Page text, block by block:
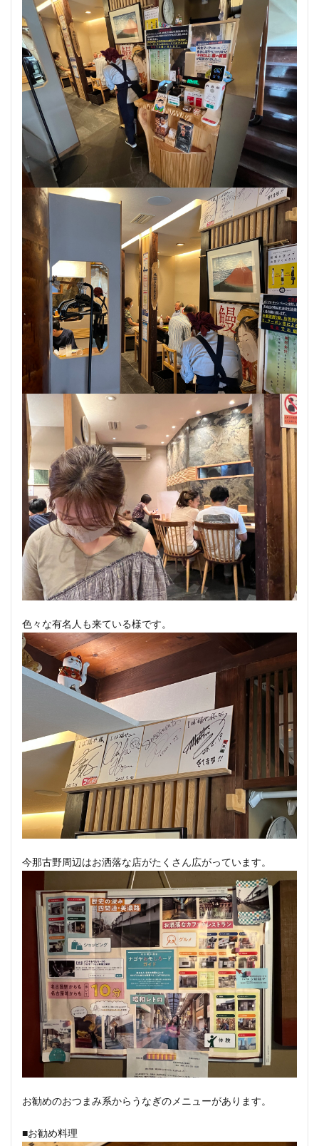
色々な有名人も来ている様です。
今那古野周辺はお洒落な店がたくさん広がっています。
お勧めのおつまみ系からうなぎのメニューがあります。
■お勧め料理